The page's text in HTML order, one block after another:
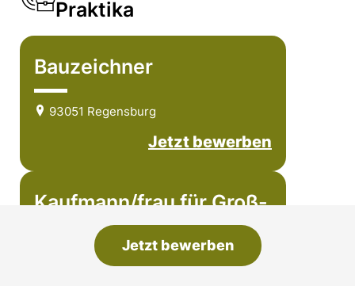
Jetzt bewerben
Praktika
Bauzeichner
93051 Regensburg
Jetzt bewerben
Kaufmann/frau für Groß-
und Außenhandel